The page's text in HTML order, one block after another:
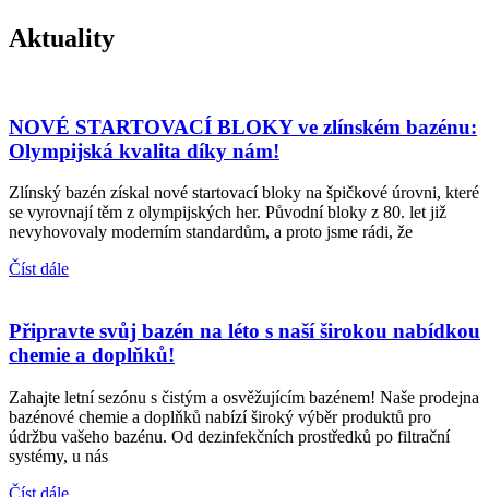
Aktuality
NOVÉ STARTOVACÍ BLOKY ve zlínském bazénu:
Olympijská kvalita díky nám!
Zlínský bazén získal nové startovací bloky na špičkové úrovni, které
se vyrovnají těm z olympijských her. Původní bloky z 80. let již
nevyhovovaly moderním standardům, a proto jsme rádi, že
Číst dále
Připravte svůj bazén na léto s naší širokou nabídkou
chemie a doplňků!
Zahajte letní sezónu s čistým a osvěžujícím bazénem! Naše prodejna
bazénové chemie a doplňků nabízí široký výběr produktů pro
údržbu vašeho bazénu. Od dezinfekčních prostředků po filtrační
systémy, u nás
Číst dále